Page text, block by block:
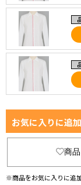
お気に入りに追加
商品
※商品をお気に入りに追